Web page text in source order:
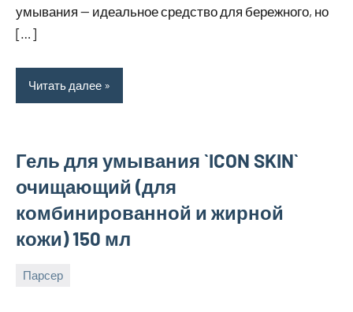
умывания — идеальное средство для бережного, но
[…]
Читать далее
Гель для умывания `ICON SKIN`
очищающий (для
комбинированной и жирной
кожи) 150 мл
Парсер
bus_m_ru